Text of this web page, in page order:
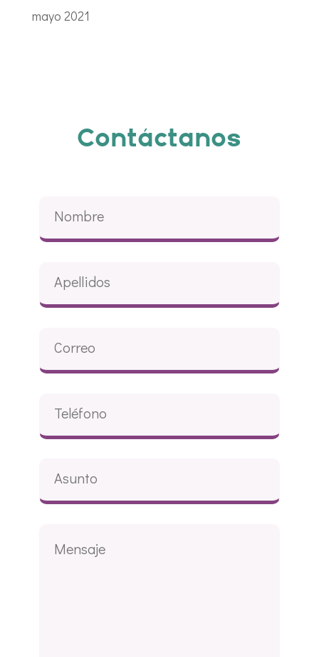
mayo 2021
Contáctanos